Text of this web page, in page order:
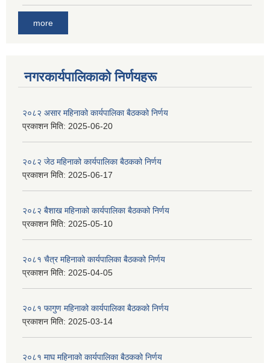
more
नगरकार्यपालिकाकाे निर्णयहरू
२०८२ असार महिनाको कार्यपालिका बैठकको निर्णय
प्रकाशन मिति: 2025-06-20
२०८२ जेठ महिनाको कार्यपालिका बैठकको निर्णय
प्रकाशन मिति: 2025-06-17
२०८२ बैशाख महिनाको कार्यपालिका बैठकको निर्णय
प्रकाशन मिति: 2025-05-10
२०८१ चैत्र महिनाको कार्यपालिका बैठकको निर्णय
प्रकाशन मिति: 2025-04-05
२०८१ फागुण महिनाको कार्यपालिका बैठकको निर्णय
प्रकाशन मिति: 2025-03-14
२०८१ माघ महिनाको कार्यपालिका बैठकको निर्णय